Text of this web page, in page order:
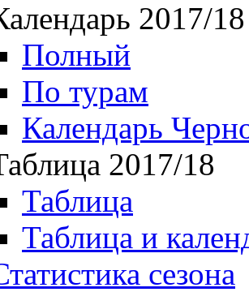
2017/18
Полный
По турам
Календарь
2017/18
Таблица
Таблица и
сезона